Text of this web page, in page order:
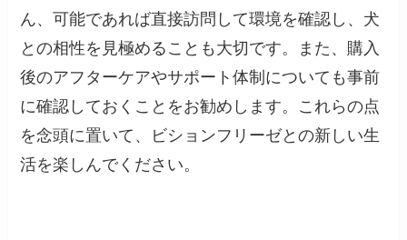
ん、可能であれば直接訪問して環境を確認し、犬
との相性を見極めることも大切です。また、購入
後のアフターケアやサポート体制についても事前
に確認しておくことをお勧めします。これらの点
を念頭に置いて、ビションフリーゼとの新しい生
活を楽しんでください。